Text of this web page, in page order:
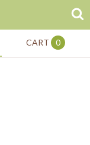
CART 0